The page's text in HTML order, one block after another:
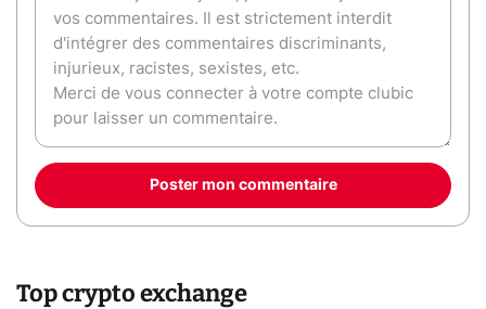
Poster mon commentaire
Top crypto exchange